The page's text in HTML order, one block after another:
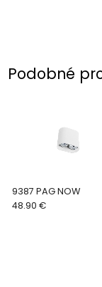
Podobné
9387 PAG NOW
48.90 €